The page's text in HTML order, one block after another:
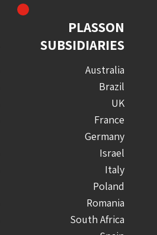
PLASSON
SUBSIDIARIES
Australia
Brazil
UK
France
Germany
Israel
Italy
Poland
Romania
South Africa